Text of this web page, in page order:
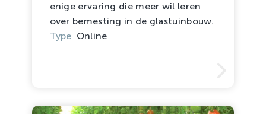
enige ervaring die meer wil leren
over bemesting in de glastuinbouw.
Type Online